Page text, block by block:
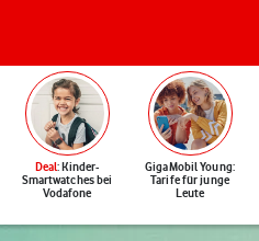
Deal: Kinder-
Smartwatches bei
Vodafone
GigaMobil Young:
Tarife für junge
Leute